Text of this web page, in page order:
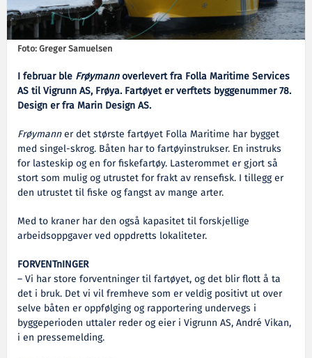
Foto: Greger Samuelsen
I februar ble Frøymannoverlevert fra Folla Maritime Services
AS til Vigrunn AS, Frøya. Fartøyet er verftets byggenummer 78.
Design er fra Marin Design AS.
Frøymanner det største fartøyet Folla Maritime har bygget
med singel-skrog. Båten har to fartøyinstrukser. En instruks
for lasteskip og en for fiskefartøy. Lasterommet er gjort så
stort som mulig og utrustet for frakt av rensefisk. I tillegg er
den utrustet til fiske og fangst av mange arter.
Med to kraner har den også kapasitet til forskjellige
arbeidsoppgaver ved oppdretts lokaliteter.
FORVENTnINGER
– Vi har store forventninger til fartøyet, og det blir flott å ta
det i bruk. Det vi vil fremheve som er veldig positivt ut over
selve båten er oppfølging og rapportering undervegs i
byggeperioden uttaler reder og eier i Vigrunn AS, André Vikan,
i en pressemelding.